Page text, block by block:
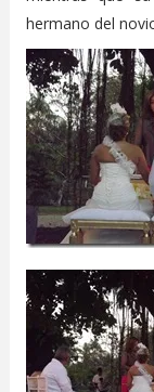
hermano del